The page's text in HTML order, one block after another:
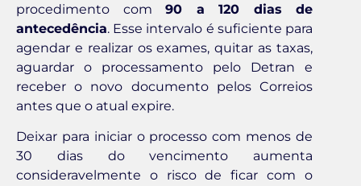
procedimento com 90 a 120 dias de
antecedência. Esse intervalo é suficiente para
agendar e realizar os exames, quitar as taxas,
aguardar o processamento pelo Detran e
receber o novo documento pelos Correios
antes que o atual expire.
Deixar para iniciar o processo com menos de
30 dias do vencimento aumenta
consideravelmente o risco de ficar com o